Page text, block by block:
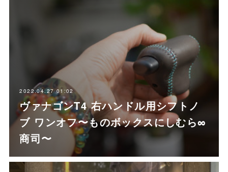
2022.04.27 01:02
ヴァナゴンT4 右ハンドル用シフトノ
ブ ワンオフ〜ものボックスにしむら∞
商司〜